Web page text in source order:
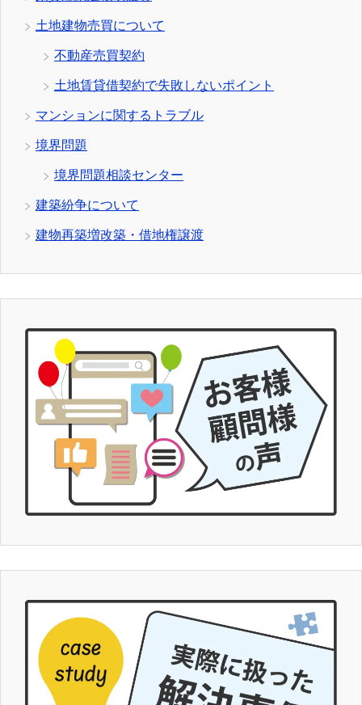
土地建物売買について
不動産売買契約
土地賃貸借契約で失敗しないポイント
マンションに関するトラブル
境界問題
境界問題相談センター
建築紛争について
建物再築増改築・借地権譲渡